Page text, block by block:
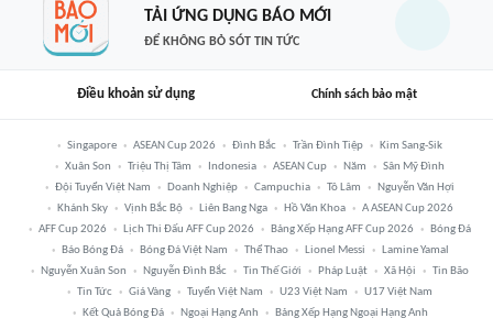
TẢI ỨNG DỤNG BÁO MỚI
ĐỂ KHÔNG BỎ SÓT TIN TỨC
Điều khoản sử dụng Chính sách bảo mật
Singapore ASEAN Cup 2026 Đình Bắc Trần Đình Tiệp
Kim Sang-Sik
Xuân Son
Triệu Thị Tâm Indonesia ASEAN Cup Năm
Sân Mỹ Đình
Đội Tuyển Việt Nam
Doanh Nghiệp Campuchia Tô Lâm
Nguyễn Văn Hợi
Khánh Sky
Vịnh Bắc Bộ Liên Bang Nga Hồ Văn Khoa
A ASEAN Cup 2026
AFF Cup 2026
Lịch Thi Đấu AFF Cup 2026 Bảng Xếp Hạng AFF Cup 2026
Bóng Đá
Báo Bóng Đá
Bóng Đá Việt Nam Thể Thao Lionel Messi
Lamine Yamal
Nguyễn Xuân Son
Nguyễn Đình Bắc Tin Thế Giới Pháp Luật Xã Hội
Tin Bão
Tin Tức
Giá Vàng Tuyển Việt Nam U23 Việt Nam
U17 Việt Nam
Kết Quả Bóng Đá
Ngoại Hạng Anh Bảng Xếp Hạng Ngoại Hạng Anh